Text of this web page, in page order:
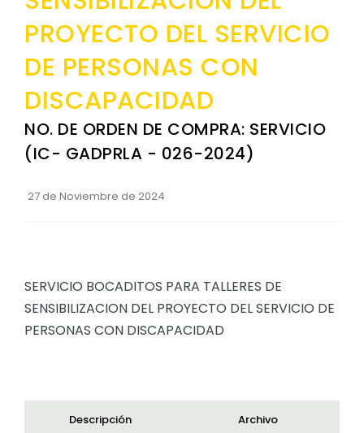
Plan Anual Contratación - PAC
PRESUPUESTO: EJECUCIÓN Y REPORTES
Ejecución Presupuestaria
PROYECTO DEL SERVICIO
DE PERSONAS CON
DISCAPACIDAD
NO. DE ORDEN DE COMPRA: SERVICIO
(IC- GADPRLA - 026-2024)
27 de Noviembre de 2024
SERVICIO BOCADITOS PARA TALLERES DE
SENSIBILIZACION DEL PROYECTO DEL SERVICIO DE
PERSONAS CON DISCAPACIDAD
Descripción Archivo